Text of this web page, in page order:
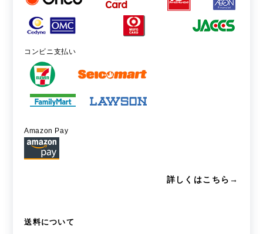
コンビニ支払い
Amazon Pay
詳しくはこちら→
送料について